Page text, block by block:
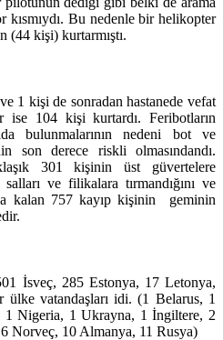
kısmıydı. Bu nedenle bir helikopter
(44 kişi) kurtarmıştı.
1 kişi de sonradan hastanede vefat
104 kişi kurtardı. Feribotların
bulunmalarının nedeni bot ve
son derece riskli olmasındandı.
301 kişinin üst güvertelere
ve filikalara tırmandığını ve
kalan 757 kayıp kişinin geminin
İsveç, 285 Estonya, 17 Letonya,
vatandaşları idi. (1 Belarus, 1
1 Nigeria, 1 Ukrayna, 1 İngiltere, 2
Norveç, 10 Almanya, 11 Rusya)